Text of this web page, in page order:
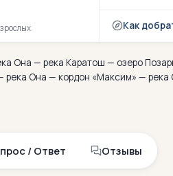
Как
Она — река Каратош — озеро
Она — кордон «Максим» — река
/ Ответ Отзывы